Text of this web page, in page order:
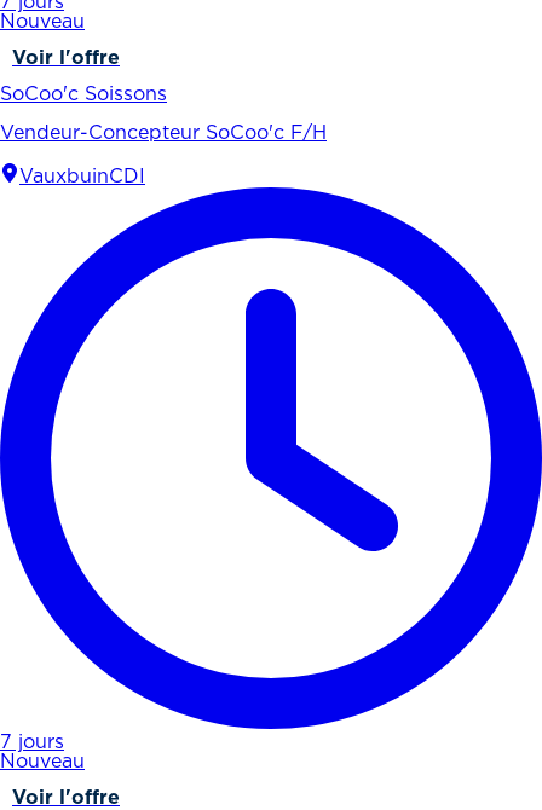
Nouveau
Voir l'offre
SoCoo'c Soissons
Vendeur-Concepteur SoCoo'c F/H
VauxbuinCDI
7 jours
Nouveau
Voir l'offre